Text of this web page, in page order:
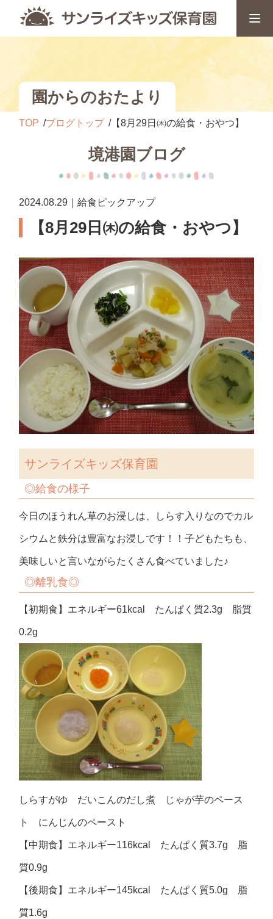
園からのおたより
TOP ブログトップ 【8月29日㈭の給食・おやつ】
境港園ブログ
2024.08.29｜給食ピックアップ
【8月29日㈭の給食・おやつ】
サンライズキッズ保育園
◎給食の様子
今日のほうれん草のお浸しは、しらす入りなのでカル
シウムと鉄分は豊富なお浸しです！！子どもたちも、
美味しいと言いながらたくさん食べていました♪
◎離乳食◎
【初期食】エネルギー61kcal たんぱく質2.3g 脂質
0.2g
しらすがゆ だいこんのだし煮 じゃが芋のペース
ト にんじんのペースト
【中期食】エネルギー116kcal たんぱく質3.7g 脂
質0.9g
【後期食】エネルギー145kcal たんぱく質5.0g 脂
質1.6g